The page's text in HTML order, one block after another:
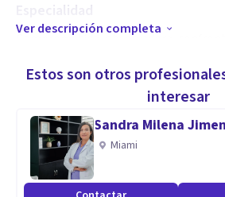
Especialidad
Comprometída, observadora,
Aptitudes
Educación temprana en menores de 6
intervención en el resago de desarrollo
Manejo de emociones (adolescentes)
Duelo
Ver descripción completa
Estos son otros
interesar
Sandra Milena
Miami